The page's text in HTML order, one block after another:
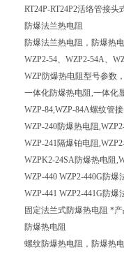
RT24P-RT24P2活络管接头
防爆法兰热电阻
防爆法兰热电阻，防爆热
WZP2-54、WZP2-54A、
WZP防爆热电阻型号参数
一体化防爆热电阻,一体化
WZP-84,WZP-84A螺纹管
WZP-240防爆热电阻
WZP-241隔爆铂电阻
WZPK2-24SA防爆热电阻
WZP-440 WZP2-440G防爆
WZP-441 WZP2-441G防爆
固定法兰式防爆热电阻 *
防爆热电阻
螺纹防爆热电阻，防爆热